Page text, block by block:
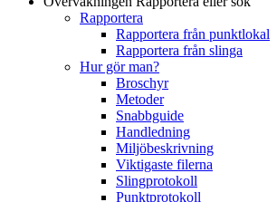
Rapportera
Rapportera från punktlokal
Rapportera från slinga
Hur gör man?
Broschyr
Metoder
Snabbguide
Handledning
Miljöbeskrivning
Viktigaste filerna
Slingprotokoll
Punktprotokoll